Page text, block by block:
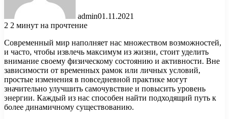
admin01.11.2021
2 2 минут на прочтение
Современный мир наполняет нас множеством возможностей,
и часто, чтобы извлечь максимум из жизни, стоит уделить
внимание своему физическому состоянию и активности. Вне
зависимости от временных рамок или личных условий,
простые изменения в повседневной практике могут
значительно улучшить самочувствие и повысить уровень
энергии. Каждый из нас способен найти подходящий путь к
более динамичному существованию.